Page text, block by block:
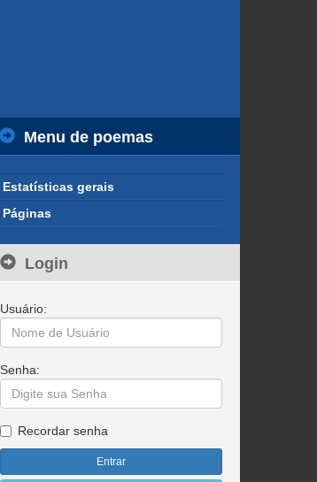
Menu de poemas
Estatísticas gerais
Páginas
Login
Usuário:
Senha:
Recordar senha